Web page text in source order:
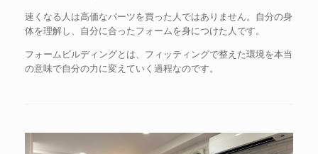
速くなる人は高価なパーツを買った人ではありません。自分の身
体を理解し、自分に合ったフォームを身につけた人です。
フォームビルディングとは、フィッティングで整えた環境を本当
の意味で自分の力に変えていく過程なのです。